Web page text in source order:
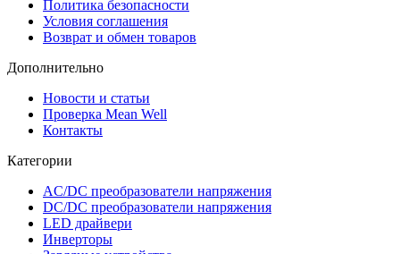
Политика безопасности
Условия соглашения
Возврат и обмен товаров
Дополнительно
Новости и статьи
Проверка Mean Well
Контакты
Категории
AC/DC преобразователи напряжения
DC/DC преобразователи напряжения
LED драйвери
Инверторы